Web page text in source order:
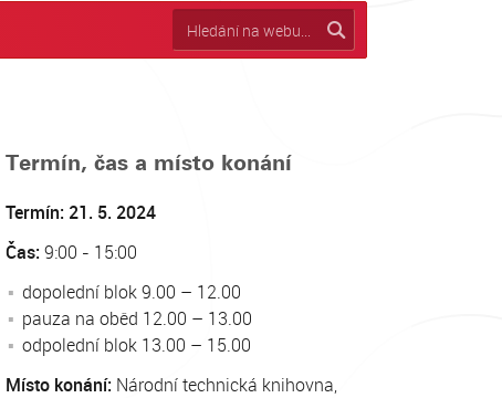
Termín, čas a místo konání
Termín: 21. 5. 2024
Čas: 9:00 - 15:00
dopolední blok 9.00 – 12.00
pauza na oběd 12.00 – 13.00
odpolední blok 13.00 – 15.00
Místo konání: Národní technická knihovna,